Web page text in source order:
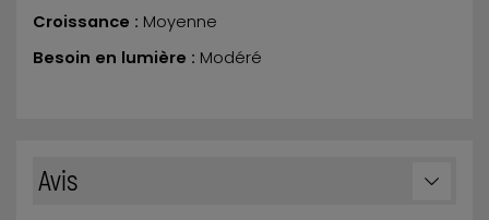
Croissance : Moyenne
Besoin en lumière : Modéré
Avis